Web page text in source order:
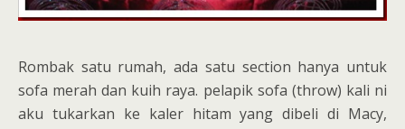
Rombak satu rumah, ada satu section hanya untuk
sofa merah dan kuih raya. pelapik sofa (throw) kali ni
aku tukarkan ke kaler hitam yang dibeli di Macy,